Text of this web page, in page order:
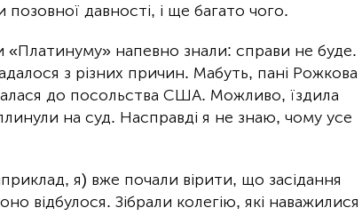
давності, і ще багато чого.
напевно знали: справи не буде.
з різних причин. Мабуть, пані Рожкова
до посольства США. Можливо, їздила
на суд. Насправді я не знаю, чому усе
я) вже почали вірити, що засідання
відбулося. Зібрали колегію, які наважилися